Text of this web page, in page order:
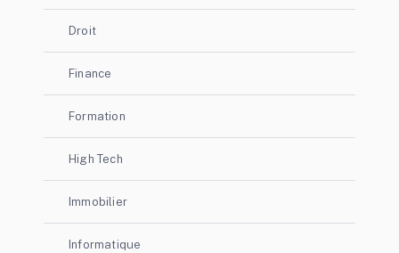
Droit
Finance
Formation
High Tech
Immobilier
Informatique